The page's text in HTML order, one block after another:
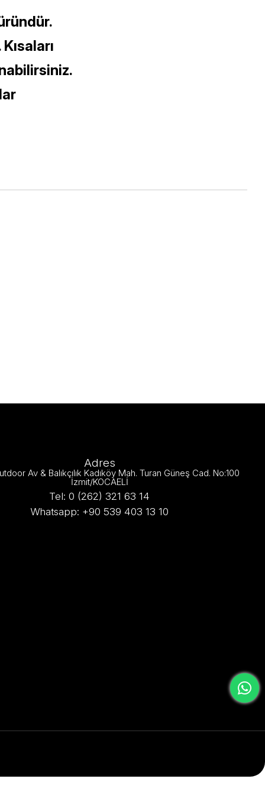
Adres
Av & Balıkçılık Kadıköy Mah. Turan Güneş Cad. No:100
İzmit/KOCAELİ
Tel: 0 (262) 321 63 14
Whatsapp: +90 539 403 13 10